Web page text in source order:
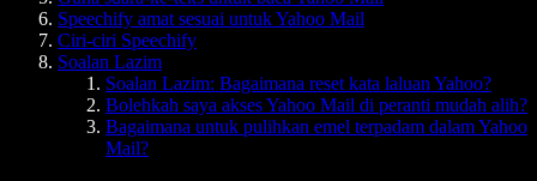
Speechify amat sesuai untuk Yahoo Mail
Ciri-ciri Speechify
Soalan Lazim
Soalan Lazim: Bagaimana reset kata laluan Yahoo?
Bolehkah saya akses Yahoo Mail di peranti mudah alih?
Bagaimana untuk pulihkan emel terpadam dalam Yahoo
Mail?